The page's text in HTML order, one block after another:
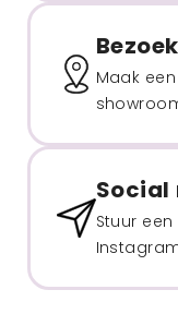
Maak
Social
Stuur